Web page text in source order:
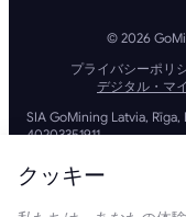
© 2026
プライバシーポリ
デジタル・マ
SIA GoMining Latvia, Rīga,
40203351911
Tortola, British Virgin
BMINE BVI LIMITED,
クッキー